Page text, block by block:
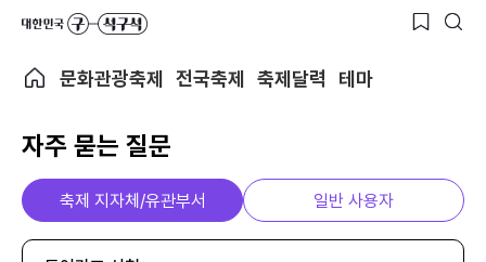
문화관광축제 전국축제 축제달력 테마
자주 묻는 질문
축제 지자체/유관부서 일반 사용자